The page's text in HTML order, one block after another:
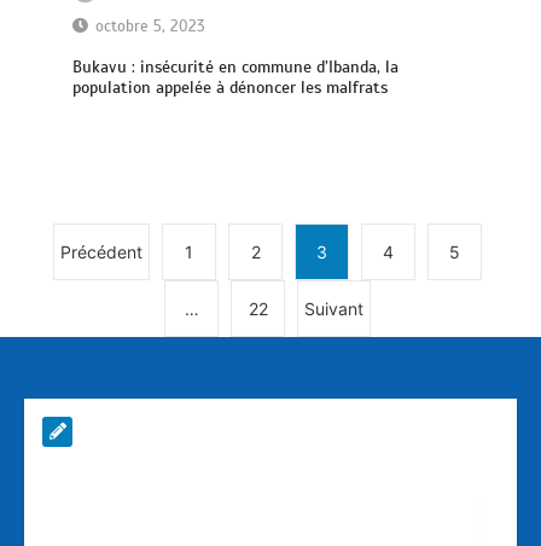
octobre 5, 2023
Bukavu : insécurité en commune d’Ibanda, la
population appelée à dénoncer les malfrats
Précédent 1 2 3 4 5
… 22 Suivant